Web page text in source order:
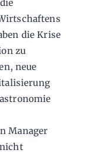
die Krise
zu
neue
Manager